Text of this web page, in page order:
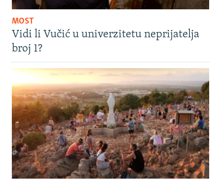
MOST
Vidi li Vučić u univerzitetu neprijatelja
broj 1?